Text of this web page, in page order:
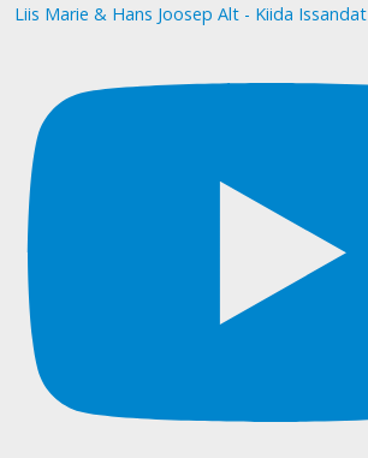
Liis Marie & Hans Joosep Alt - Kiida Issandat